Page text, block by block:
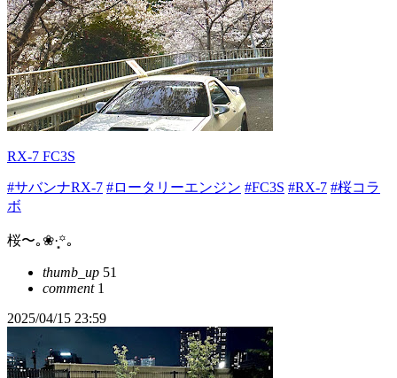
RX-7 FC3S
#サバンナRX-7 #ロータリーエンジン #FC3S #RX-7 #桜コラ
ボ
桜〜｡❀·̩͙꙳｡
thumb_up 51
comment1
2025/04/15 23:59